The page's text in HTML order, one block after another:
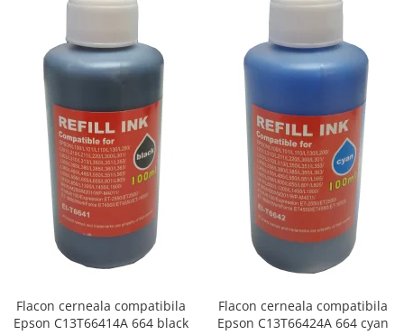
Flacon cerneala compatibila
Epson C13T66414A 664 black
Flacon cerneala compatibila
Epson C13T66424A 664 cyan